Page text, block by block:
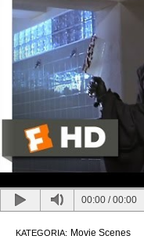
00:00 /00:00
KATEGORIA: Movie Scenes